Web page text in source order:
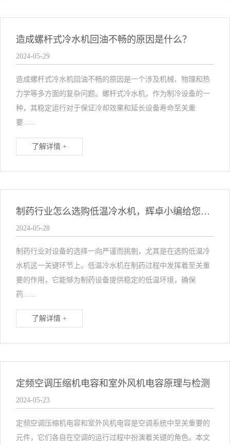
造成螺杆式冷水机回油不畅的原因是什么？
2024-05-29
造成螺杆式冷水机回油不畅的原因是一个涉及机械、物理和热
力学等多方面的复杂问题。螺杆式冷水机，作为制冷设备的一
种，其稳定运行对于保证冷却效果和延长设备寿命至关重
要......
了解详情 +
制药行业怎么选购低温冷水机，辉卓小编给您介绍下
2024-05-28
制药行业对设备的选择一向严谨而挑剔，尤其是在选购低温冷
水机这一关键环节上。低温冷水机在制药过程中发挥着至关重
要的作用，它能够为制药设备提供稳定的低温环境，确保
药......
了解详情 +
定频空调压缩机电容和室外风机电容原理与检测
2024-05-23
定频空调压缩机电容和室外风机电容是空调系统中至关重要的
元件，它们各自在空调的运行过程中扮演着关键的角色。本文